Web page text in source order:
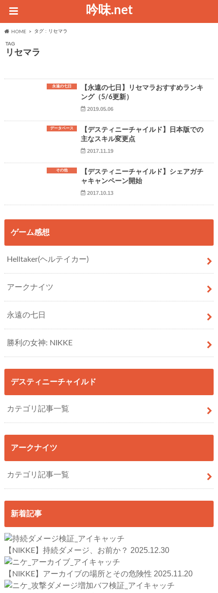
吟味.net
HOME タグ : リセマラ
TAG
リセマラ
永遠の七日
【永遠の七日】リセマラおすすめランキ
ング（5/6更新）
2019.05.06
データベース
【デスティニーチャイルド】日本版での
主なスキル変更点
2017.11.19
その他
【デスティニーチャイルド】シェアガチ
ャキャンペーン開始
2017.10.13
ゲーム感想
Helltaker(ヘルテイカー)
アークナイツ
永遠の七日
勝利の女神: NIKKE
デスティニーチャイルド
カテゴリ記事一覧
アークナイツ
カテゴリ記事一覧
新着記事
【NIKKE】持続ダメージ、お前か？ 2025.12.30
【NIKKE】アーカイブの場所とその危険性 2025.11.20